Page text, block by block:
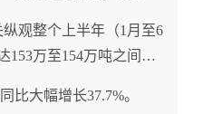
观整个上半年（1月至6
153万至154万吨之间，
比大幅增长37.7%。